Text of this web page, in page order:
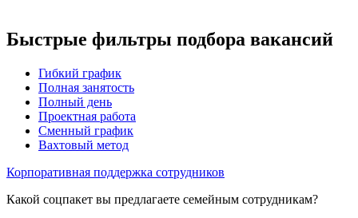
Быстрые фильтры подбора вакансий
Гибкий график
Полная занятость
Полный день
Проектная работа
Сменный график
Вахтовый метод
Корпоративная поддержка сотрудников
Какой соцпакет вы предлагаете семейным сотрудникам?